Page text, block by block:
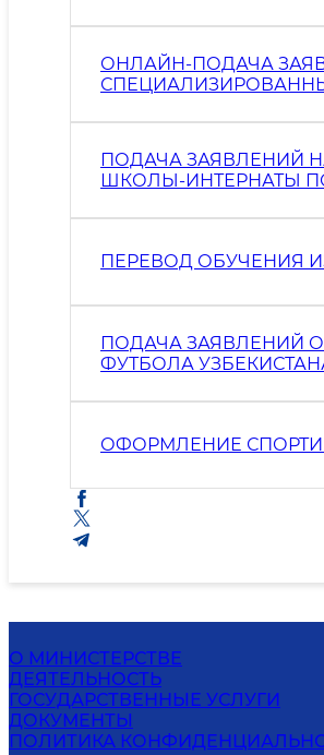
ОНЛАЙН-ПОДАЧА
ПОДАЧА ЗАЯВЛЕНИЙ
ШКОЛЫ-ИНТЕРНАТЫ
ПЕРЕВОД ОБУЧЕНИЯ
ПОДАЧА ЗАЯВЛЕНИЙ
ФУТБОЛА
ОФОРМЛЕНИЕ
О МИНИСТЕРСТВЕ
ДЕЯТЕЛЬНОСТЬ
ГОСУДАРСТВЕННЫЕ УСЛУГИ
ДОКУМЕНТЫ
ПОЛИТИКА